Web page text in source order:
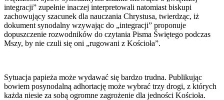
integracji” zupełnie inaczej interpretowali natomiast biskupi
zachowujący szacunek dla nauczania Chrystusa, twierdząc, iż
dokument synodalny wzywając do „integracji” proponuje
dopuszczenie rozwodników do czytania Pisma Świętego podczas
Mszy, by nie czuli się oni „rugowani z Kościoła”.
Sytuacja papieża może wydawać się bardzo trudna. Publikując
bowiem posynodalną adhortację może wybrać trzy drogi, z których
każda niesie za sobą ogromne zagrożenie dla jedności Kościoła.